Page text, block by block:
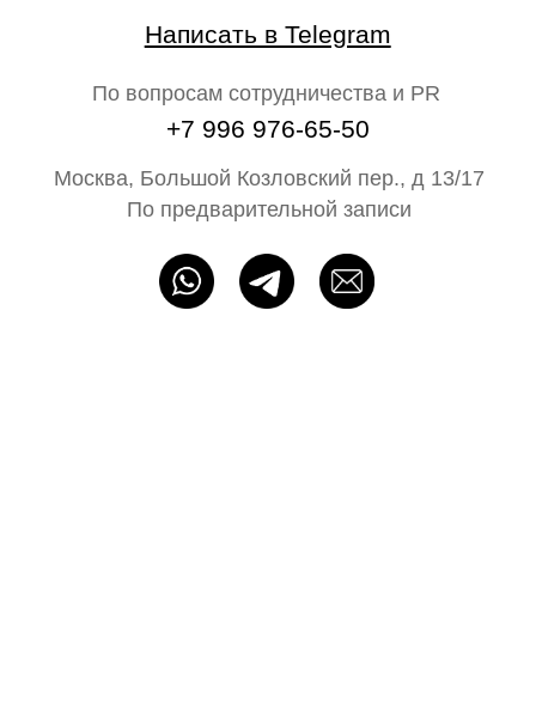
Каталог
Ателье
О бренде
Блог N68 Партнёрам
Политика конфиденциальности
Оферта